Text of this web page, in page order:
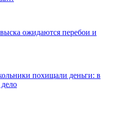
ожидаются перебои и
похищали деньги: в